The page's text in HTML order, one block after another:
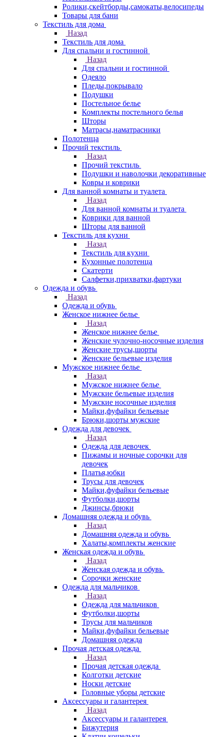
Ролики,скейтборды,самокаты,велосипеды
Товары для бани
Текстиль для дома
Назад
Текстиль для дома
Для спальни и гостинной
Назад
Для спальни и гостинной
Одеяло
Пледы,покрывало
Подушки
Постельное белье
Комплекты постельного белья
Шторы
Матрасы,наматрасники
Полотенца
Прочий текстиль
Назад
Прочий текстиль
Подушки и наволочки декоративные
Ковры и коврики
Для ванной комнаты и туалета
Назад
Для ванной комнаты и туалета
Коврики для ванной
Шторы для ванной
Текстиль для кухни
Назад
Текстиль для кухни
Кухонные полотенца
Скатерти
Салфетки,прихватки,фартуки
Одежда и обувь
Назад
Одежда и обувь
Женское нижнее белье
Назад
Женское нижнее белье
Женские чулочно-носочные изделия
Женские трусы,шорты
Женские бельевые изделия
Мужское нижнее белье
Назад
Мужское нижнее белье
Мужские бельевые изделия
Мужские носочные изделия
Майки,фуфайки бельевые
Брюки,шорты мужские
Одежда для девочек
Назад
Одежда для девочек
Пижамы и ночные сорочки для
девочек
Платья,юбки
Трусы для девочек
Майки,фуфайки бельевые
Футболки,шорты
Джинсы,брюки
Домашняя одежда и обувь
Назад
Домашняя одежда и обувь
Халаты,комплекты женские
Женская одежда и обувь
Назад
Женская одежда и обувь
Сорочки женские
Одежда для мальчиков
Назад
Одежда для мальчиков
Футболки,шорты
Трусы для мальчиков
Майки,фуфайки бельевые
Домашняя одежда
Прочая детская одежда
Назад
Прочая детская одежда
Колготки детские
Носки детские
Головные уборы детские
Аксессуары и галантерея
Назад
Аксессуары и галантерея
Бижутерия